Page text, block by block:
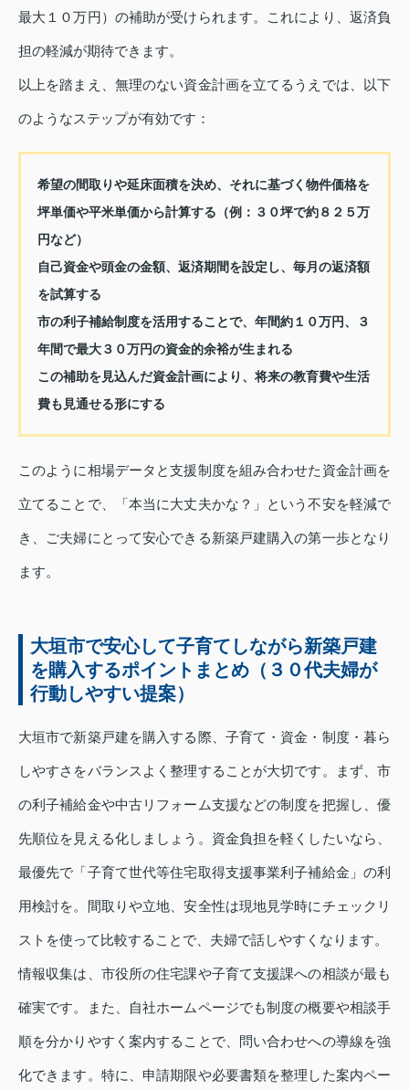
最大１０万円）の補助が受けられます。これにより、返済負
担の軽減が期待できます。
以上を踏まえ、無理のない資金計画を立てるうえでは、以下
のようなステップが有効です：
希望の間取りや延床面積を決め、それに基づく物件価格を
坪単価や平米単価から計算する（例：３０坪で約８２５万
円など）
自己資金や頭金の金額、返済期間を設定し、毎月の返済額
を試算する
市の利子補給制度を活用することで、年間約１０万円、３
年間で最大３０万円の資金的余裕が生まれる
この補助を見込んだ資金計画により、将来の教育費や生活
費も見通せる形にする
このように相場データと支援制度を組み合わせた資金計画を
立てることで、「本当に大丈夫かな？」という不安を軽減で
き、ご夫婦にとって安心できる新築戸建購入の第一歩となり
ます。
大垣市で安心して子育てしながら新築戸建
を購入するポイントまとめ（３０代夫婦が
行動しやすい提案）
大垣市で新築戸建を購入する際、子育て・資金・制度・暮ら
しやすさをバランスよく整理することが大切です。まず、市
の利子補給金や中古リフォーム支援などの制度を把握し、優
先順位を見える化しましょう。資金負担を軽くしたいなら、
最優先で「子育て世代等住宅取得支援事業利子補給金」の利
用検討を。間取りや立地、安全性は現地見学時にチェックリ
ストを使って比較することで、夫婦で話しやすくなります。
情報収集は、市役所の住宅課や子育て支援課への相談が最も
確実です。また、自社ホームページでも制度の概要や相談手
順を分かりやすく案内することで、問い合わせへの導線を強
化できます。特に、申請期限や必要書類を整理した案内ペー